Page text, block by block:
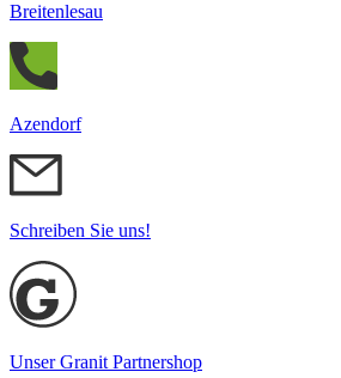
Breitenlesau
Azendorf
Schreiben Sie uns!
Unser Granit Partnershop